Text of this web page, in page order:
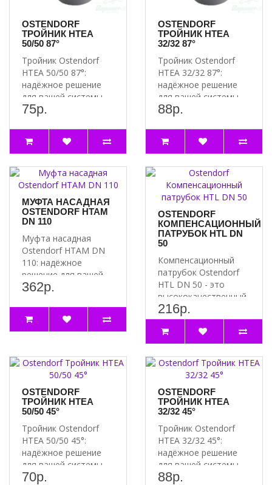
ПОЧЕМУ СТОИТ ВЫБРАТЬ МУФТУ НАДВИЖНУЮ
Надёжность и долговечность:
муфта изготовлена из
прочного материала, который обеспечивает долговечность и
надёжность соединения.
Герметичность:
муфта обеспечивает герметичное
соединение, что предотвращает утечки и обеспечивает
эффективную работу системы.
Простота монтажа:
муфта легко монтируется и
обслуживания системы.
OSTENDORF
ТРОЙНИК HTEA
50/50 87°
Тройник Ostendorf
HTEA 50/50 87°:
надёжное решение
для вашей системы
водоснабжения
75р.
OSTENDORF
ТРОЙНИК HTEA
32/32 87°
Тройник Ostendorf
HTEA 32/32 87°:
надёжное решение
для вашей системы
водоснабжения
88р.
МУФТА НАСАДНАЯ
OSTENDORF HTAM
DN 110
Муфта насадная
Ostendorf HTAM DN
110: надёжное
решение для вашей
системы канализации
362р.
OSTENDORF
КОМПЕНСАЦИОННЫЙ
ПАТРУБОК HTL DN
50
Компенсационный
патрубок Ostendorf
HTL DN 50 - это
высококачественный
продукт,
предназначенный для
и..
216р.
OSTENDORF
ТРОЙНИК HTEA
50/50 45°
Тройник Ostendorf
HTEA 50/50 45°:
надёжное решение
для вашей системы
водоснабжения
70р.
OSTENDORF
ТРОЙНИК HTEA
32/32 45°
Тройник Ostendorf
HTEA 32/32 45°:
надёжное решение
для вашей системы
Почему стоит
88р.